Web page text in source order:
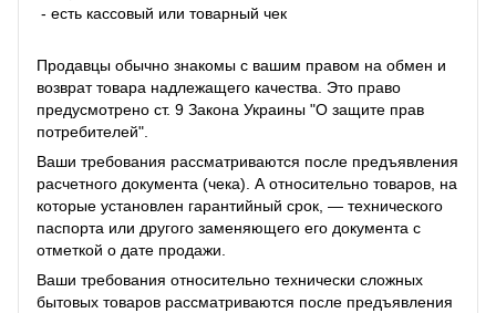
- есть кассовый или товарный чек
Продавцы обычно знакомы с вашим правом на обмен и
возврат товара надлежащего качества. Это право
предусмотрено ст. 9 Закона Украины "О защите прав
потребителей".
Ваши требования рассматриваются после предъявления
расчетного документа (чека). А относительно товаров, на
которые установлен гарантийный срок, — технического
паспорта или другого заменяющего его документа с
отметкой о дате продажи.
Ваши требования относительно технически сложных
бытовых товаров рассматриваются после предъявления